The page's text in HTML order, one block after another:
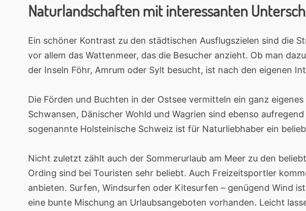
Naturlandschaften mit interessanten
Ein schöner Kontrast zu den städtischen Ausflugszielen sind die
vor allem das Wattenmeer, das die Besucher anzieht. Ob man
der Inseln Föhr, Amrum oder Sylt besucht, ist nach den eigenen
Die Förden und Buchten in der Ostsee vermitteln ein ganz
Schwansen, Dänischer Wohld und Wagrien sind ebenso
sogenannte Holsteinische Schweiz ist für Naturliebhaber ein
Nicht zuletzt zählt auch der Sommerurlaub am Meer zu den
Ording sind bei Touristen sehr beliebt. Auch Freizeitsportler
anbieten. Surfen, Windsurfen oder Kitesurfen – genügend Wind
eine bunte Mischung an Urlaubsangeboten vorhanden. Leicht